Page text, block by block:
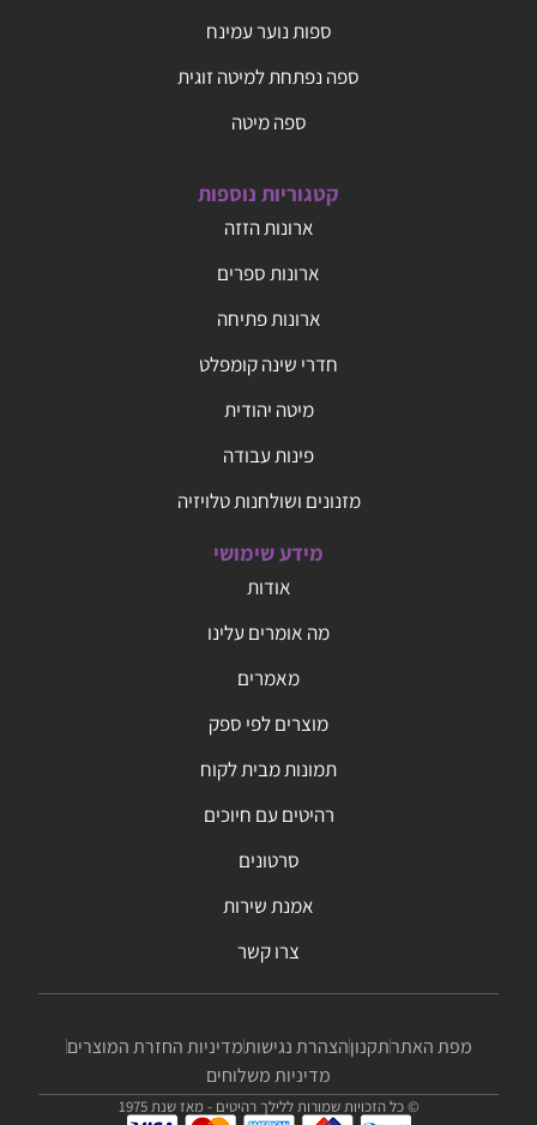
ספות נוער עמינח
ספה נפתחת למיטה זוגית
ספה מיטה
קטגוריות נוספות
ארונות הזזה
ארונות ספרים
ארונות פתיחה
חדרי שינה קומפלט
מיטה יהודית
פינות עבודה
מזנונים ושולחנות טלויזיה
מידע שימושי
אודות
מה אומרים עלינו
מאמרים
מוצרים לפי ספק
תמונות מבית לקוח
רהיטים עם חיוכים
סרטונים
אמנת שירות
צרו קשר
מפת האתרתקנוןהצהרת נגישותמדיניות החזרת המוצרים
מדיניות משלוחים
© כל הזכויות שמורות ללילך רהיטים - מאז שנת 1975